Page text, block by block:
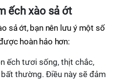
ếch xào sả ớt
sả ớt, bạn nên lưu ý một số
hoàn hảo hơn:
ếch tươi sống, thịt chắc,
thường. Điều này sẽ đảm